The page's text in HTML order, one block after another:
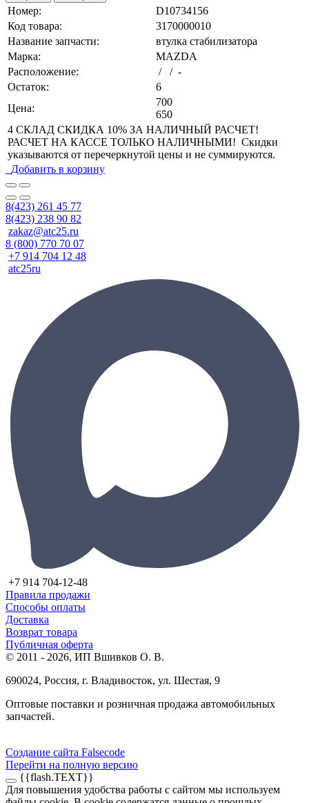
Номер:
D10734156
Код товара:
3170000010
Название запчасти:
втулка стабилизатора
Марка:
MAZDA
Расположение:
/ / -
Остаток:
6
Цена:
700
650
4 СКЛАД СКИДКА 10% ЗА НАЛИЧНЫЙ РАСЧЕТ!
РАСЧЕТ НА КАССЕ ТОЛЬКО НАЛИЧНЫМИ! Скидки
указываются от перечеркнутой цены и не суммируются.
Добавить в корзину
8(423) 261 45 77
8(423) 238 90 82
zakaz@atc25.ru
8 (800) 770 70 07
+7 914 704 12 48
atc25ru
+7 914 704-12-48
Правила продажи
Способы оплаты
Доставка
Возврат товара
Публичная оферта
© 2011 - 2026, ИП Вшивков О. В.
690024, Россия, г. Владивосток, ул. Шестая, 9
Оптовые поставки и розничная продажа автомобильных
запчастей.
Создание сайта Falsecode
Перейти на полную версию
{{flash.TEXT}}
Для повышения удобства работы с сайтом мы используем